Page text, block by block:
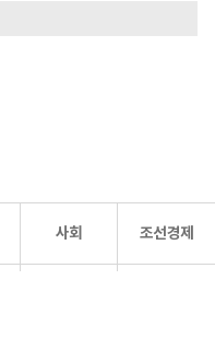
사회 조선경제